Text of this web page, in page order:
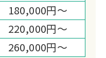
180,000円～
220,000円～
260,000円～